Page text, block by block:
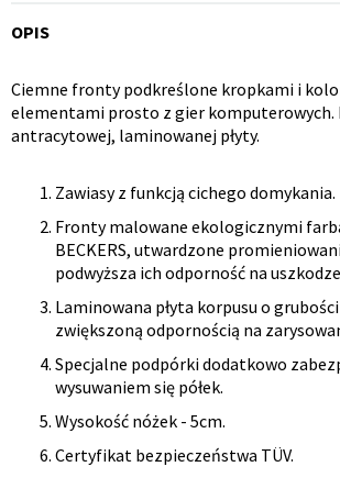
OPIS
Opis
produktu
Ciemne fronty podkreślone kropkami i
elementami prosto z gier komputerowych.
antracytowej, laminowanej płyty.
Zawiasy z funkcją cichego domykania.
Fronty malowane ekologicznymi
BECKERS, utwardzone
podwyższa ich odporność na
Laminowana płyta korpusu o
zwiększoną odpornością na
Specjalne podpórki dodatkowo
wysuwaniem się półek.
Wysokość nóżek - 5cm.
Certyfikat bezpieczeństwa TÜV.